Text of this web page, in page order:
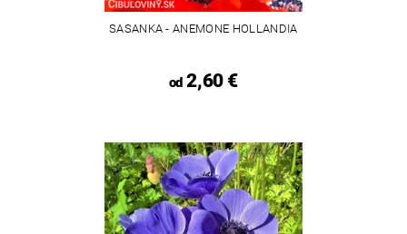
SASANKA - ANEMONE HOLLANDIA
od2,60 €